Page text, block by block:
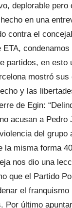
deplorable
en una
contra el
partidos, en
mostró
y las
de Egin:
acusan a
del
la misma forma
nos dio una
que el Partido
el
Por último